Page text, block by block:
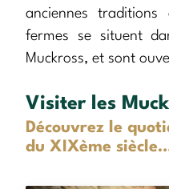
anciennes traditions
fermes se situent
Muckross, et sont
Visiter les
Découvrez le
du XIXème